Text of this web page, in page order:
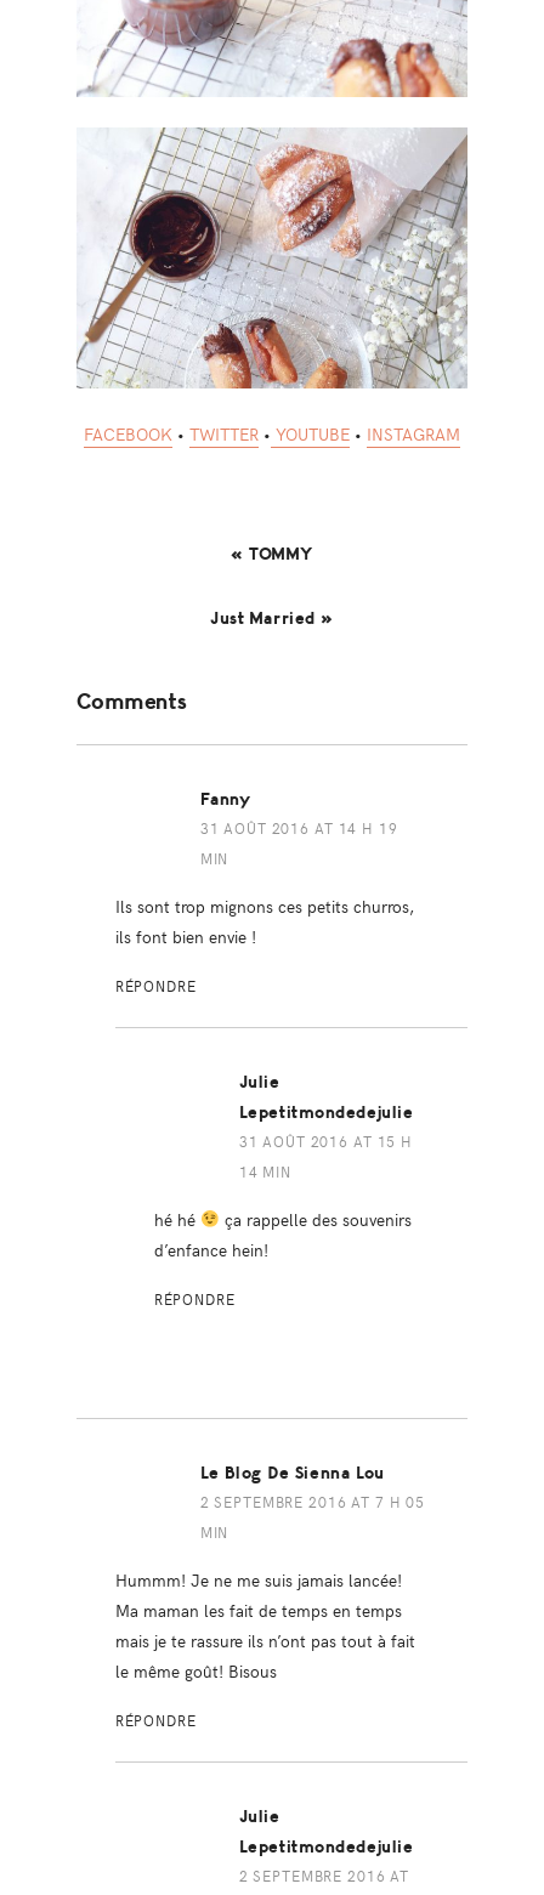
FACEBOOK • TWITTER • YOUTUBE • INSTAGRAM
« TOMMY
Just Married »
Interactions
Comments
Fanny
31 AOÛT 2016 AT 14 H 19
MIN
Ils sont trop mignons ces petits churros,
ils font bien envie !
RÉPONDRE
Julie
Lepetitmondedejulie
31 AOÛT 2016 AT 15 H
14 MIN
hé hé
ça rappelle des souvenirs
d’enfance hein!
RÉPONDRE
Le Blog De Sienna Lou
2 SEPTEMBRE 2016 AT 7 H 05
MIN
Hummm! Je ne me suis jamais lancée!
Ma maman les fait de temps en temps
mais je te rassure ils n’ont pas tout à fait
le même goût! Bisous
RÉPONDRE
Julie
Lepetitmondedejulie
2 SEPTEMBRE 2016 AT